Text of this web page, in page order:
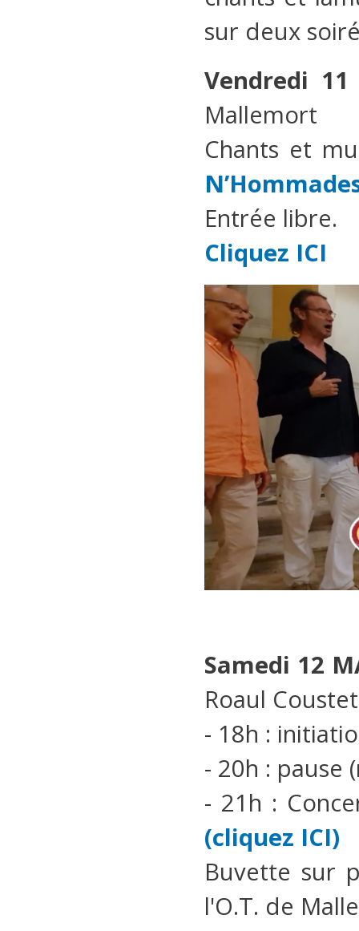
sur deux
Vendredi 11
Mallemort
Chants et
Entrée libre.
Cliquez ICI
Capture d’écran
Samedi 12
Roaul
- 18h :
- 20h : pause
- 21h :
(cliquez ICI)
Buvette sur
l'O.T. de